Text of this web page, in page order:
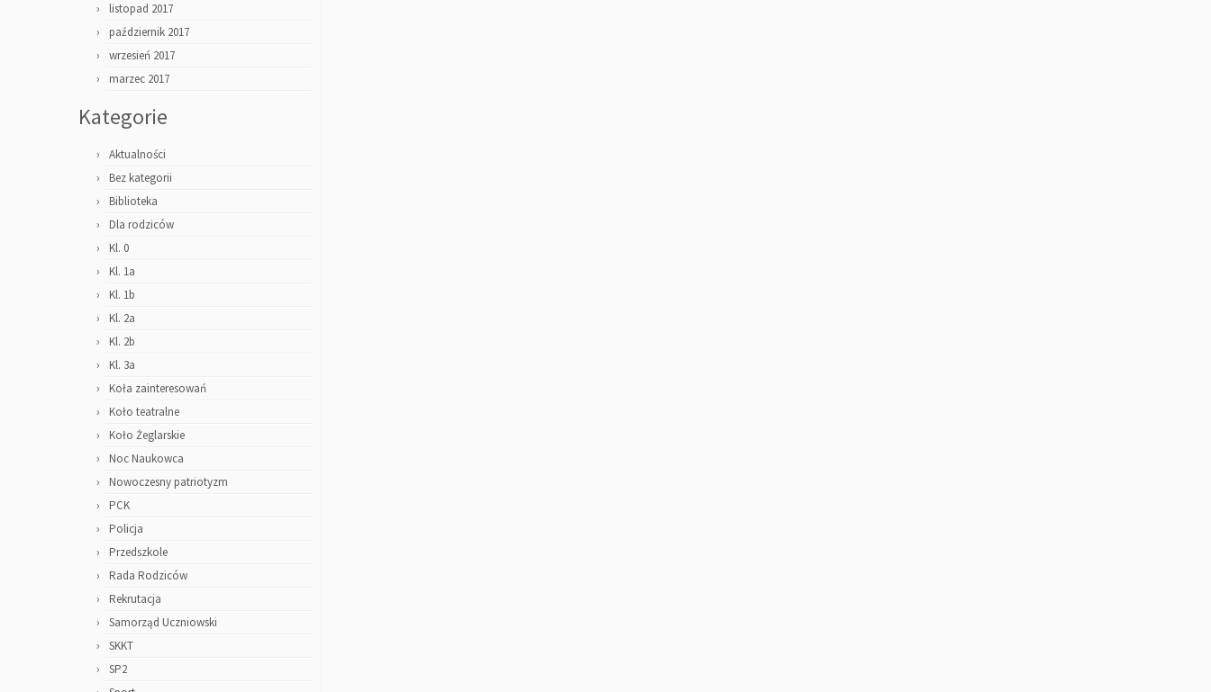
listopad 2017
październik 2017
wrzesień 2017
marzec 2017
Kategorie
Aktualności
Bez kategorii
Biblioteka
Dla rodziców
Kl. 0
Kl. 1a
Kl. 1b
Kl. 2a
Kl. 2b
Kl. 3a
Koła zainteresowań
Koło teatralne
Koło Żeglarskie
Noc Naukowca
Nowoczesny patriotyzm
PCK
Policja
Przedszkole
Rada Rodziców
Rekrutacja
Samorząd Uczniowski
SKKT
SP2